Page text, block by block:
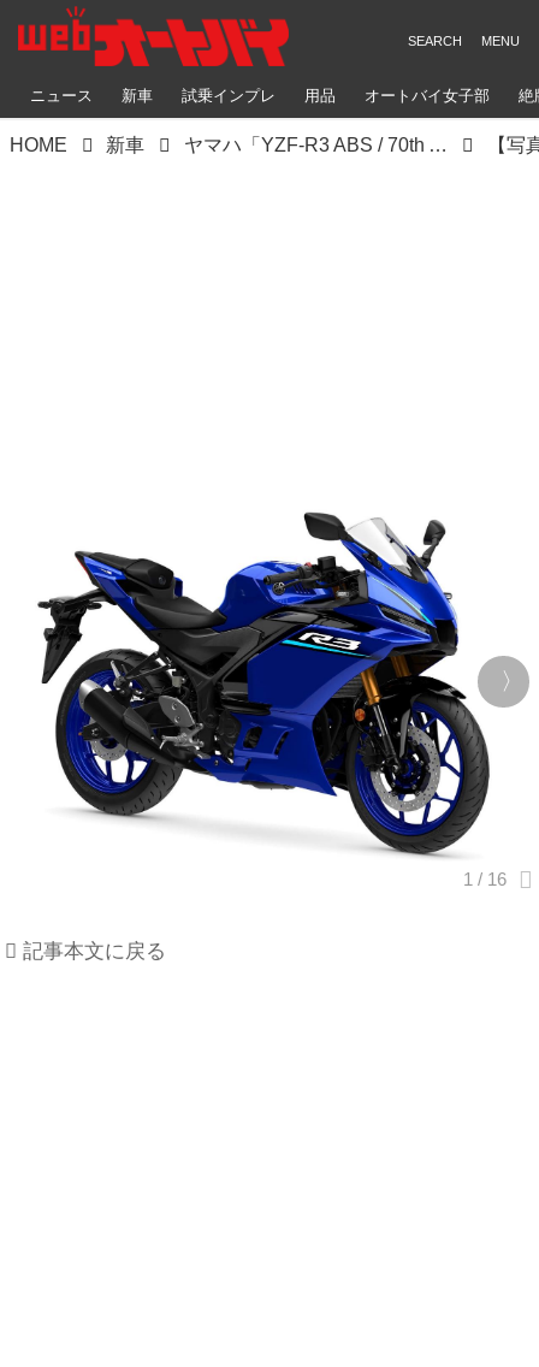
ニュース 新車 試乗インプレ 用品 オートバイ女子部 絶
HOME 新車 ヤマハ「YZF-R3 ABS / 70th Anniversary Edition ABS」【サクッと読める！2026年モデル国産車図鑑】
記事本文に戻る